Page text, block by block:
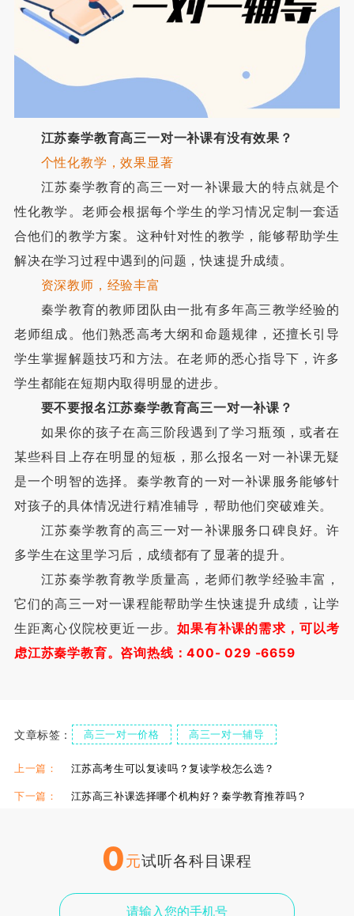
江苏秦学教育高三一对一补课有没有效果？
个性化教学，效果显著
江苏秦学教育的高三一对一补课最大的特点就是个
性化教学。老师会根据每个学生的学习情况定制一套适
合他们的教学方案。这种针对性的教学，能够帮助学生
解决在学习过程中遇到的问题，快速提升成绩。
资深教师，经验丰富
秦学教育的教师团队由一批有多年高三教学经验的
老师组成。他们熟悉高考大纲和命题规律，还擅长引导
学生掌握解题技巧和方法。在老师的悉心指导下，许多
学生都能在短期内取得明显的进步。
要不要报名江苏秦学教育高三一对一补课？
如果你的孩子在高三阶段遇到了学习瓶颈，或者在
某些科目上存在明显的短板，那么报名一对一补课无疑
是一个明智的选择。秦学教育的一对一补课服务能够针
对孩子的具体情况进行精准辅导，帮助他们突破难关。
江苏秦学教育的高三一对一补课服务口碑良好。许
多学生在这里学习后，成绩都有了显著的提升。
江苏秦学教育教学质量高，老师们教学经验丰富，
它们的高三一对一课程能帮助学生快速提升成绩，让学
生距离心仪院校更近一步。如果有补课的需求，可以考
虑江苏秦学教育。咨询热线：400- 029 -6659
文章标签： 高三一对一价格 高三一对一辅导
高三一对一 高三一对一怎么样
上一篇： 江苏高考生可以复读吗？复读学校怎么选？
下一篇： 江苏高三补课选择哪个机构好？秦学教育推荐吗？
0元试听各科目课程